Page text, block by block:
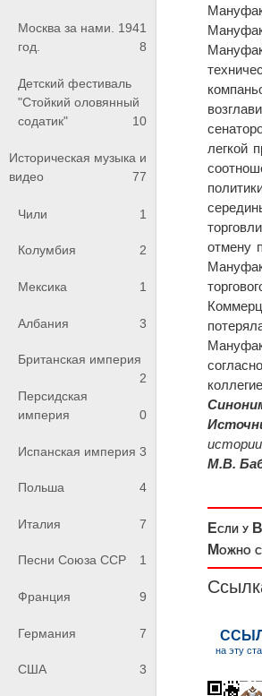
Москва за нами. 1941
год.
8
Детский фестиваль
"Стойкий оловянный
содатик"
10
Историческая музыка и
видео
77
Чили 1
Колумбия 2
Мексика 1
Албания 3
Британская империя
2
Персидская
империя
0
Испанская империя 3
Польша 4
Италия 7
Песни Союза ССР 1
Франция 9
Германия 7
США 3
легкой
отмену
М.В.
Если у
Можно с